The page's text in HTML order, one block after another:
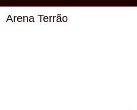
Arena Terrão